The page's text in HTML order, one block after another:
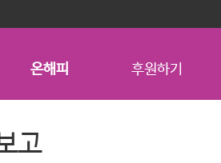
온해피 후원하기
고